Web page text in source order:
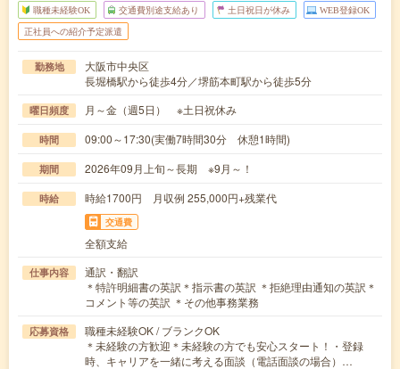
職種未経験OK 交通費別途支給あり 土日祝日が休み WEB登録OK
正社員への紹介予定派遣
勤務地
大阪市中央区
長堀橋駅から徒歩4分／堺筋本町駅から徒歩5分
曜日頻度 月～金（週5日） ※土日祝休み
時間 09:00～17:30(実働7時間30分 休憩1時間)
期間 2026年09月上旬～長期 ※9月～！
時給 時給1700円 月収例 255,000円+残業代
交通費
全額支給
仕事内容
通訳・翻訳
＊特許明細書の英訳＊指示書の英訳 ＊拒絶理由通知の英訳＊
コメント等の英訳 ＊その他事務業務
応募資格
職種未経験OK / ブランクOK
＊未経験の方歓迎＊未経験の方でも安心スタート！・登録
時、キャリアを一緒に考える面談（電話面談の場合）…